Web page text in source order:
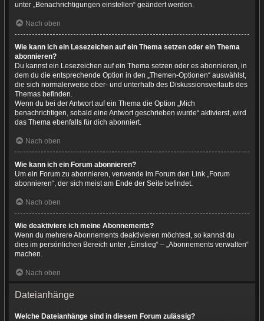
unter „Benachrichtigungen einstellen“ geändert werden.
Nach oben
Wie kann ich ein Lesezeichen auf ein Thema setzen oder ein Thema
abonnieren?
Du kannst ein Lesezeichen auf ein Thema setzen oder es abonnieren, in
dem du die entsprechende Option in den „Themen-Optionen“ auswählst,
die sich normalerweise ober- und unterhalb des Diskussionsverlaufs des
Themas befinden.
Wenn du bei der Antwort auf ein Thema die Option „Mich
benachrichtigen, sobald eine Antwort geschrieben wurde“ aktivierst, wird
das Thema ebenfalls für dich abonniert.
Nach oben
Wie kann ich ein Forum abonnieren?
Um ein Forum zu abonnieren, verwende im Forum den Link „Forum
abonnieren“, der sich meist am Ende der Seite befindet.
Nach oben
Wie deaktiviere ich meine Abonnements?
Wenn du mehrere Abonnements deaktivieren möchtest, so kannst du
dies im persönlichen Bereich unter „Einstieg“ – „Abonnements verwalten“
machen.
Nach oben
Dateianhänge
Welche Dateianhänge sind in diesem Forum zulässig?